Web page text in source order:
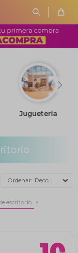
Juguetería
Recomendados
escritorio